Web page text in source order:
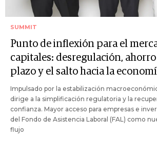
SUMMIT
Punto de inflexión para el
capitales: desregulación,
plazo y el salto hacia la
Impulsado por la estabilización
dirige a la simplificación regulatoria y la
confianza. Mayor acceso para empresas e
del Fondo de Asistencia Laboral (FAL) como
flujo